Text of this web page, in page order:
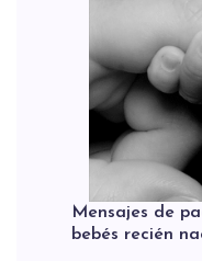
Mensajes de
bebés recién